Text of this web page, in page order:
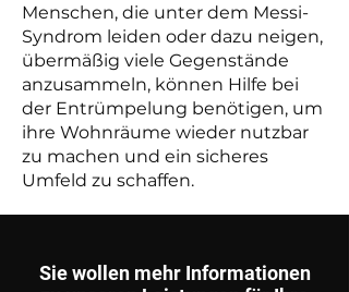
Menschen, die unter dem Messi-
Syndrom leiden oder dazu neigen,
übermäßig viele Gegenstände
anzusammeln, können Hilfe bei
der Entrümpelung benötigen, um
ihre Wohnräume wieder nutzbar
zu machen und ein sicheres
Umfeld zu schaffen.
Sie wollen mehr Informationen